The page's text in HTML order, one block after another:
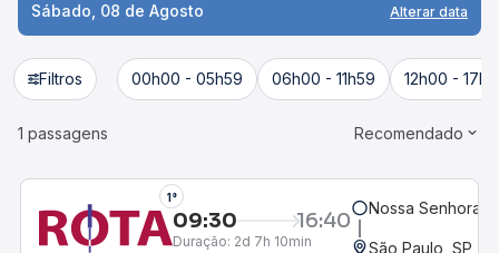
Sábado, 08 de Agosto Alterar data
Filtros 00h00 - 05h59 06h00 - 11h59 12h00 -
1 passagens Recomendado
1°
09:30 16:40
Duração: 2d 7h 10min
Nossa Senhora
São Paulo, SP -